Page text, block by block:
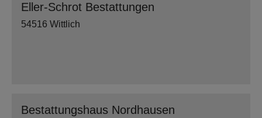
Eller-Schrot Bestattungen
54516 Wittlich
Bestattungshaus Nordhausen